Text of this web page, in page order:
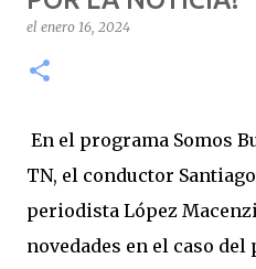
el enero 16, 2024
En el programa Somos
TN, el conductor
periodista López
novedades en el caso